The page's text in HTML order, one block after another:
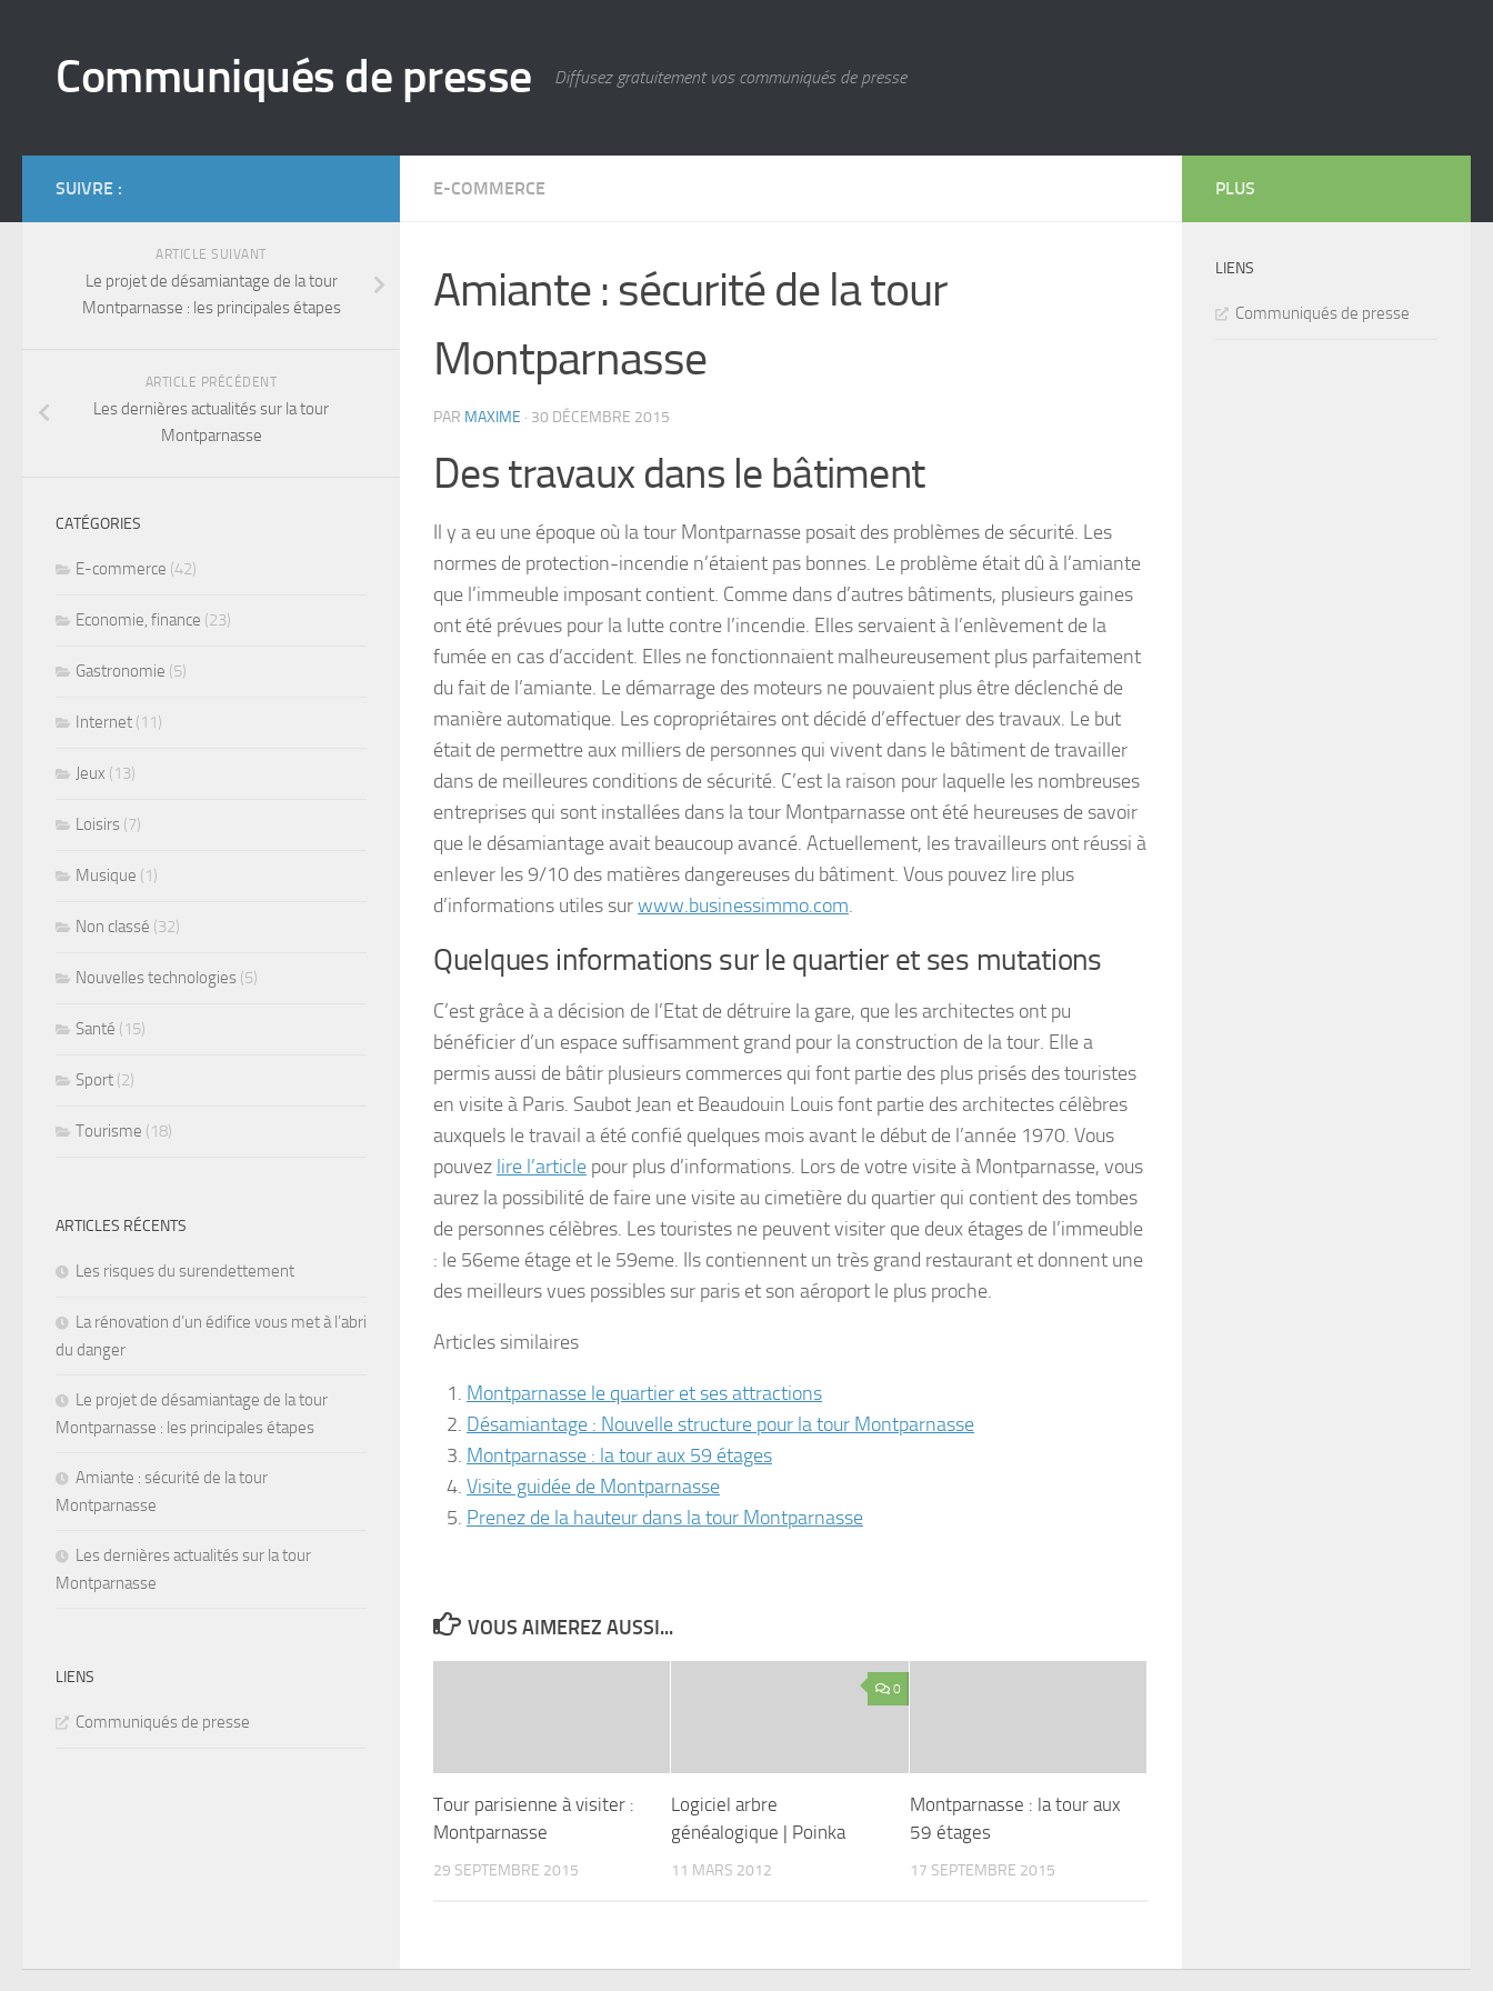
Communiqués de presse Diffusez gratuitement vos communiqués de presse
E-COMMERCE
Amiante : sécurité de la tour
Montparnasse
PAR MAXIME · 30 DÉCEMBRE 2015
Des travaux dans le bâtiment
Il y a eu une époque où la tour Montparnasse posait des problèmes de sécurité. Les
normes de protection-incendie n’étaient pas bonnes. Le problème était dû à l’amiante
que l’immeuble imposant contient. Comme dans d’autres bâtiments, plusieurs gaines
ont été prévues pour la lutte contre l’incendie. Elles servaient à l’enlèvement de la
fumée en cas d’accident. Elles ne fonctionnaient malheureusement plus parfaitement
du fait de l’amiante. Le démarrage des moteurs ne pouvaient plus être déclenché de
manière automatique. Les copropriétaires ont décidé d’effectuer des travaux. Le but
était de permettre aux milliers de personnes qui vivent dans le bâtiment de travailler
dans de meilleures conditions de sécurité. C’est la raison pour laquelle les nombreuses
entreprises qui sont installées dans la tour Montparnasse ont été heureuses de savoir
que le désamiantage avait beaucoup avancé. Actuellement, les travailleurs ont réussi à
enlever les 9/10 des matières dangereuses du bâtiment. Vous pouvez lire plus
d’informations utiles surwww.businessimmo.com.
Quelques informations sur le quartier et ses mutations
C’est grâce à a décision de l’Etat de détruire la gare, que les architectes ont pu
bénéficier d’un espace suffisamment grand pour la construction de la tour. Elle a
permis aussi de bâtir plusieurs commerces qui font partie des plus prisés des touristes
en visite à Paris. Saubot Jean et Beaudouin Louis font partie des architectes célèbres
auxquels le travail a été confié quelques mois avant le début de l’année 1970. Vous
pouvez lire l’article pour plus d’informations. Lors de votre visite à Montparnasse, vous
aurez la possibilité de faire une visite au cimetière du quartier qui contient des tombes
de personnes célèbres. Les touristes ne peuvent visiter que deux étages de l’immeuble
: le 56eme étage et le 59eme. Ils contiennent un très grand restaurant et donnent une
des meilleurs vues possibles sur paris et son aéroport le plus proche.
Articles similaires
Montparnasse le quartier et ses attractions
Désamiantage : Nouvelle structure pour la tour Montparnasse
Montparnasse : la tour aux 59 étages
Visite guidée de Montparnasse
Prenez de la hauteur dans la tour Montparnasse
VOUS AIMEREZ AUSSI...
Tour parisienne à visiter :
Montparnasse
29 SEPTEMBRE 2015
0
Logiciel arbre
généalogique | Poinka
11 MARS 2012
Montparnasse : la tour aux
59 étages
17 SEPTEMBRE 2015
SUIVRE :
ARTICLE SUIVANT
Le projet de désamiantage de la tour
Montparnasse : les principales étapes
ARTICLE PRÉCÉDENT
Les dernières actualités sur la tour
Montparnasse
CATÉGORIES
E-commerce (42)
Economie, finance (23)
Gastronomie (5)
Internet (11)
Jeux (13)
Loisirs (7)
Musique (1)
Non classé (32)
Nouvelles technologies (5)
Santé (15)
Sport (2)
Tourisme (18)
ARTICLES RÉCENTS
Les risques du surendettement
La rénovation d’un édifice vous met à l’abri
du danger
Le projet de désamiantage de la tour
Montparnasse : les principales étapes
Amiante : sécurité de la tour
Montparnasse
Les dernières actualités sur la tour
Montparnasse
LIENS
Communiqués de presse
PLUS
LIENS
Communiqués de presse